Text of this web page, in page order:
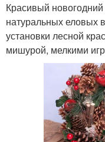
Красивый новогодний
натуральных еловых
установки лесной
мишурой, мелкими